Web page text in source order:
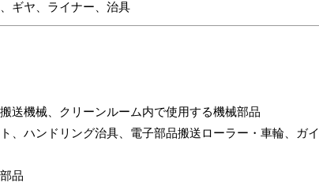
ギヤ、ライナー、治具
送機械、クリーンルーム内で使用する機械部品
、ハンドリング治具、電子部品搬送ローラー・車輪、ガイ
品